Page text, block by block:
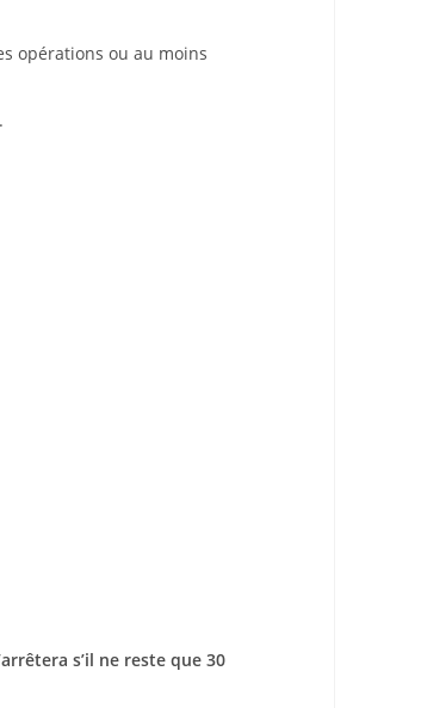
opérations ou au moins
s’il ne reste que 30